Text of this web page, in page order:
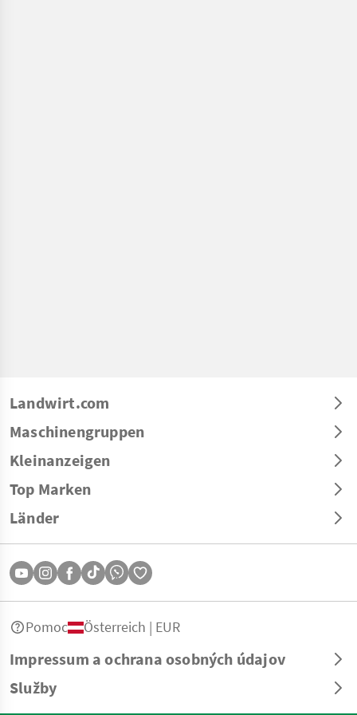
Landwirt.com
Maschinengruppen
Kleinanzeigen
Top Marken
Länder
Impressum a ochrana osobných údajov
Služby
Pomoc Österreich | EUR